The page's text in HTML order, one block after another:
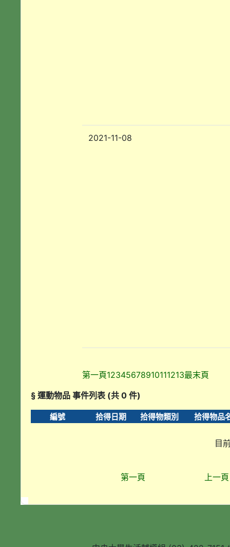
2021-11-08
第一頁12345678910111213最末頁
§ 運動物品 事件列表 (共 0 件)
編號 拾得日期 拾得物類別 拾得物品
目
第一頁 上一頁